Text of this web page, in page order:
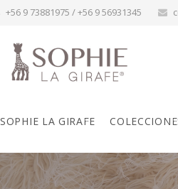
+56 9 73881975 / +56 9 56931345
SOPHIE LA GIRAFE